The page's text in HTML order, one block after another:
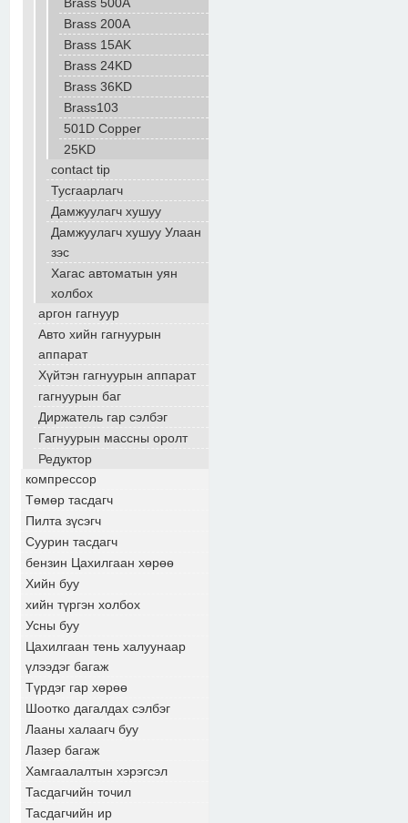
Brass 200A
Brass 15AK
Brass 24KD
Brass 36KD
Brass103
501D Copper
25KD
contact tip
Тусгаарлагч
Дамжуулагч хушуу
Дамжуулагч хушуу Улаан
зэс
Хагас автоматын уян
холбох
аргон гагнуур
Авто хийн гагнуурын
аппарат
Хүйтэн гагнуурын аппарат
гагнуурын баг
Диржатель гар сэлбэг
Гагнуурын массны оролт
Редуктор
компрессор
Төмөр тасдагч
Пилта зүсэгч
Суурин тасдагч
бензин Цахилгаан хөрөө
Хийн буу
хийн түргэн холбох
Усны буу
Цахилгаан тень халуунаар
үлээдэг багаж
Түрдэг гар хөрөө
Шоотко дагалдах сэлбэг
Лааны халаагч буу
Лазер багаж
Хамгаалалтын хэрэгсэл
Тасдагчийн точил
Тасдагчийн ир